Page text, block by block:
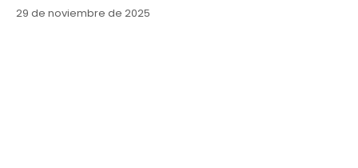
29 de noviembre de 2025